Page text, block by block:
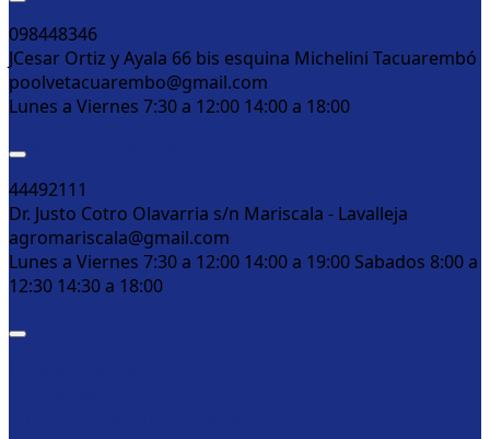
098448346
JCesar Ortiz y Ayala 66 bis esquina Michelini Tacuarembó
poolvetacuarembo@gmail.com
Lunes a Viernes 7:30 a 12:00 14:00 a 18:00
44492111
Dr. Justo Cotro Olavarria s/n Mariscala - Lavalleja
agromariscala@gmail.com
Lunes a Viernes 7:30 a 12:00 14:00 a 19:00 Sabados 8:00 a
12:30 14:30 a 18:00